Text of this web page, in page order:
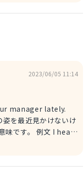
2023/06/05 11:14
を最近見かけないけ
、左遷させられて